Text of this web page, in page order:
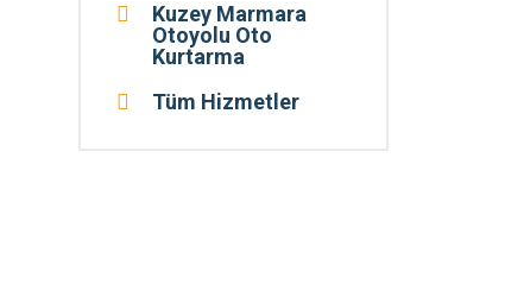
Kuzey Marmara
Otoyolu Oto
Kurtarma
Tüm Hizmetler